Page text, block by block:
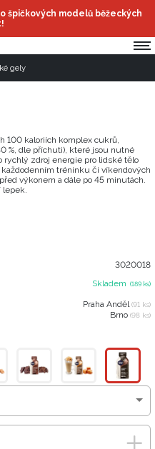
gely
100 kaloriích komplex cukrů,
%, dle příchuti), které jsou nutné
rychlý zdroj energie pro lidské tělo
tréninku či víkendových
výkonem a dále po 45 minutách.
lepek.
3020018
Skladem (189 ks)
Praha Anděl(91 ks)
Brno (98 ks)
špičkových modelů běžeckých